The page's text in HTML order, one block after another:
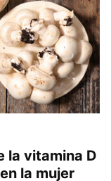
la vitamina D
la mujer